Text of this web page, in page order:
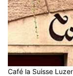
Café la Suisse